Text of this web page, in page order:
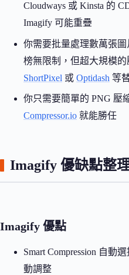
Cloudways 或 Kinsta 的
Imagify 可能重疊
你需要批量處理數萬張
榜無限制，但超大規模
ShortPixel 或 Optidash 等
你只需要簡單的 PNG 壓
Compressor.io 就能勝任
Imagify 優缺點整
Imagify 優點
Smart Compression 自動
動調整